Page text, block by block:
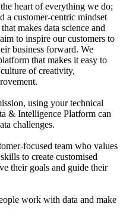
heart of everything we do;
a customer-centric mindset
makes data science and
to inspire our customers to
business forward. We
that makes it easy to
of creativity,
using your technical
& Intelligence Platform can
challenges.
focused team who values
to create customised
their goals and guide their
work with data and make